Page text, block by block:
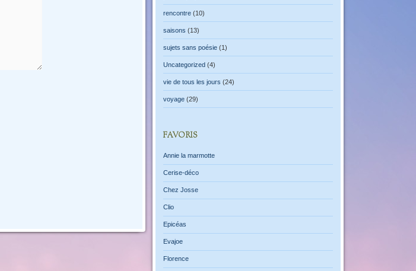
rencontre (10)
saisons (13)
sujets sans poésie (1)
Uncategorized (4)
vie de tous les jours (24)
voyage (29)
FAVORIS
Annie la marmotte
Cerise-déco
Chez Josse
Clio
Epicéas
Evajoe
Florence